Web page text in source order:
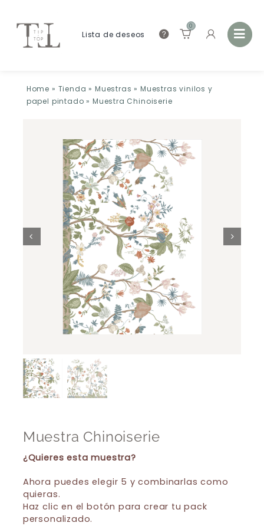
Lista de deseos
0
Home » Tienda » Muestras » Muestras vinilos y
papel pintado » Muestra Chinoiserie
Muestra Chinoiserie
¿Quieres esta muestra?
Ahora puedes elegir 5 y combinarlas como
quieras.
Haz clic en el botón para crear tu pack
personalizado.